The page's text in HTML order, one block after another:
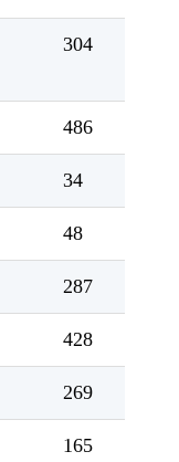
304
486
34
48
287
428
269
165